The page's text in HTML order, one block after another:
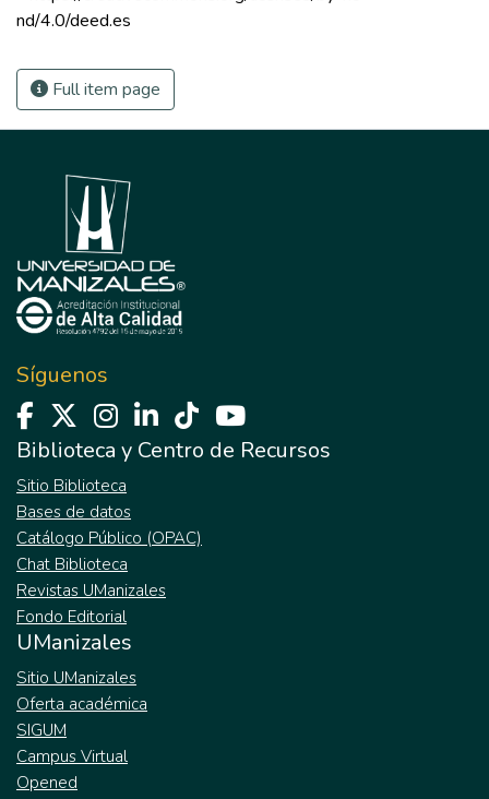
nd/4.0/deed.es
Full item page
Síguenos
Biblioteca y Centro de Recursos
Sitio Biblioteca
Bases de datos
Catálogo Público (OPAC)
Chat Biblioteca
Revistas UManizales
Fondo Editorial
UManizales
Sitio UManizales
Oferta académica
SIGUM
Campus Virtual
Opened